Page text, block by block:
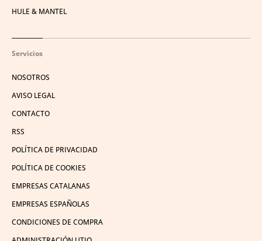
HULE & MANTEL
Servicios
NOSOTROS
AVISO LEGAL
CONTACTO
RSS
POLÍTICA DE PRIVACIDAD
POLÍTICA DE COOKIES
EMPRESAS CATALANAS
EMPRESAS ESPAÑOLAS
CONDICIONES DE COMPRA